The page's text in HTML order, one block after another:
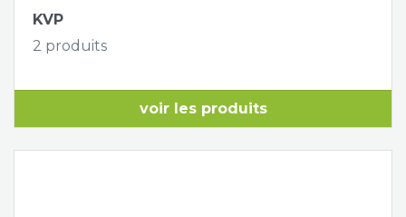
KVP
2 produits
voir les produits